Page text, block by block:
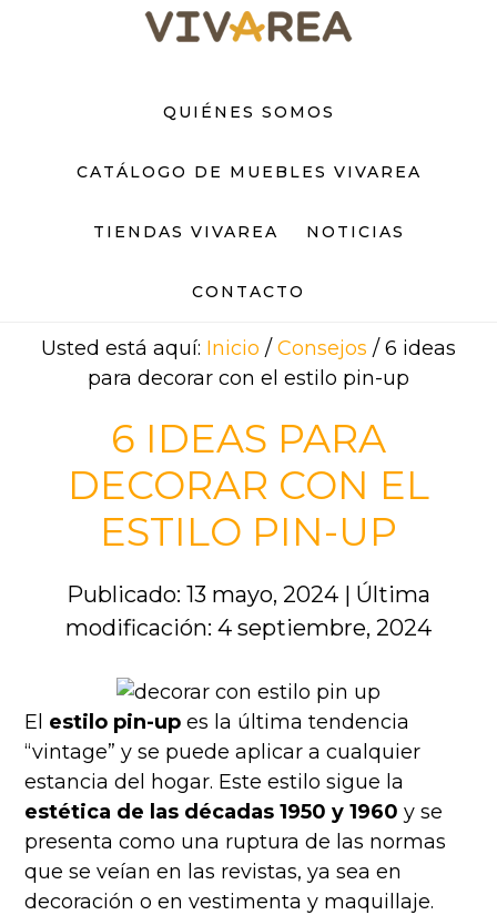
QUIÉNES SOMOS
CATÁLOGO DE MUEBLES VIVAREA
TIENDAS VIVAREA NOTICIAS
CONTACTO
Usted está aquí: Inicio / Consejos / 6 ideas
para decorar con el estilo pin-up
6 IDEAS PARA
DECORAR CON EL
ESTILO PIN-UP
Publicado: 13 mayo, 2024 | Última
modificación: 4 septiembre, 2024
El estilo pin-up es la última tendencia
“vintage” y se puede aplicar a cualquier
estancia del hogar. Este estilo sigue la
estética de las décadas 1950 y 1960 y se
presenta como una ruptura de las normas
que se veían en las revistas, ya sea en
decoración o en vestimenta y maquillaje.